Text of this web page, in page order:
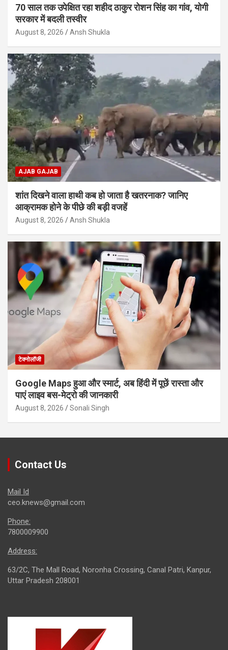
70 साल तक उपेक्षित रहा शहीद ठाकुर रोशन सिंह का गांव, योगी
सरकार में बदली तस्वीर
August 8, 2026 Ansh Shukla
AJAB GAJAB
शांत दिखने वाला हाथी कब हो जाता है खतरनाक? जानिए
आक्रामक होने के पीछे की बड़ी वजहें
August 8, 2026 Ansh Shukla
टेक्नोलॉजी
Google Maps हुआ और स्मार्ट, अब हिंदी में पूछें रास्ता और
पाएं लाइव बस-मेट्रो की जानकारी
August 8, 2026 Sonali Singh
Contact Us
Mail Id
ceo.knews@gmail.com
Phone:
7800009900
Address:
63/2C, The Mall Road, Noronha Crossing, Canal Patri, Kanpur,
Uttar Pradesh 208001